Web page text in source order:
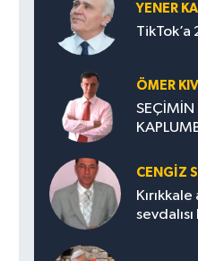
YENER
TikTok’a
ÖMER
SEÇİMİN
CENGİZ
Kırıkkale
sevdalısı